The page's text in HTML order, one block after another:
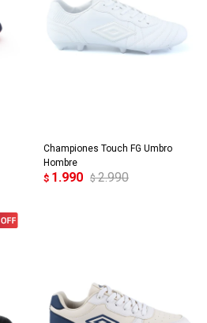
Championes Touch FG Umbro
Hombre
$ 1.990 $ 2.990